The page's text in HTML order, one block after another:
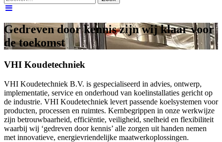
Gedreven door kennis zijn wij klaar voor
de toekomst
VHI Koudetechniek
VHI Koudetechniek B.V. is gespecialiseerd in advies, ontwerp,
implementatie, service en onderhoud van koelinstallaties gericht op
de industrie. VHI Koudetechniek levert passende koelsystemen voor
producten, processen en ruimtes. Kernbegrippen in onze werkwijze
zijn betrouwbaarheid, efficiëntie, veiligheid, snelheid en flexibiliteit
waarbij wij ‘gedreven door kennis’ alle zorgen uit handen nemen
met innovatieve, energievriendelijke maatwerkoplossingen.